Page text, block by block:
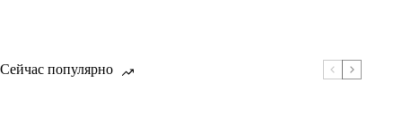
Сейчас популярно